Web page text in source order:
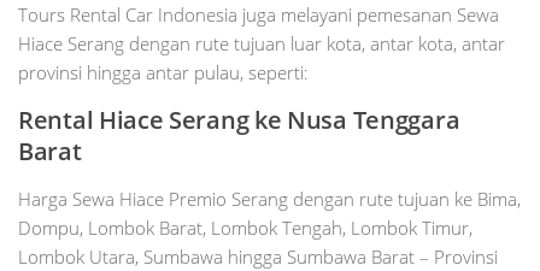
Tours Rental Car Indonesia juga melayani pemesanan Sewa
Hiace Serang dengan rute tujuan luar kota, antar kota, antar
provinsi hingga antar pulau, seperti:
Rental Hiace Serang ke Nusa Tenggara
Barat
Harga Sewa Hiace Premio Serang dengan rute tujuan ke Bima,
Dompu, Lombok Barat, Lombok Tengah, Lombok Timur,
Lombok Utara, Sumbawa hingga Sumbawa Barat – Provinsi